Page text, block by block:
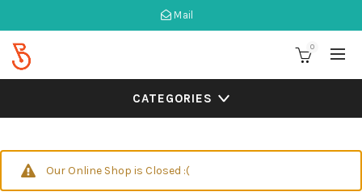
Mail
0
CATEGORIES
Our Online Shop is Closed :(